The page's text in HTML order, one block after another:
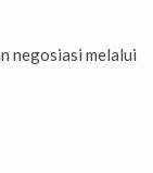
negosiasi melalui